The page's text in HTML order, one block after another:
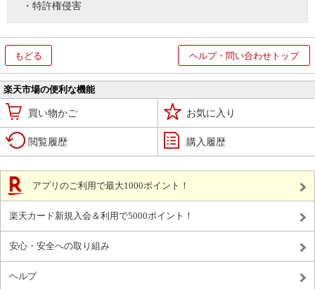
・特許権侵害
もどる ヘルプ・問い合わせトップ
楽天市場の便利な機能
買い物かご お気に入り
閲覧履歴 購入履歴
アプリのご利用で最大1000ポイント！
楽天カード新規入会＆利用で5000ポイント！
安心・安全への取り組み
ヘルプ